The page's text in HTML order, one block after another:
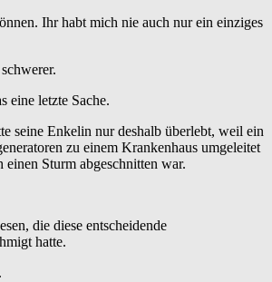
Ihr habt mich nie auch nur ein einziges
eine letzte Sache.
seine Enkelin nur deshalb überlebt, weil ein
zu einem Krankenhaus umgeleitet
einen Sturm abgeschnitten war.
die diese entscheidende
hatte.